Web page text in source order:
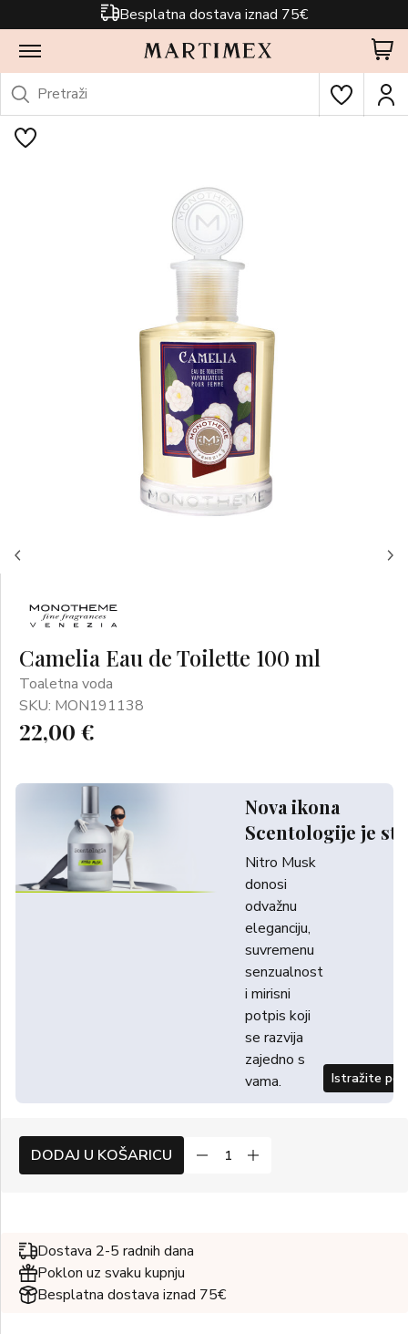
Besplatna dostava iznad 75€
Camelia Eau de Toilette 100 ml
Toaletna voda
SKU: MON191138
22,00 €
Nova ikona
Scentologije je
Nitro Musk
donosi
odvažnu
eleganciju,
suvremenu
senzualnost
i mirisni
potpis koji
se razvija
zajedno s
vama.
Istražite
DODAJ U KOŠARICU
Dostava 2-5 radnih dana
Poklon uz svaku kupnju
Besplatna dostava iznad 75€